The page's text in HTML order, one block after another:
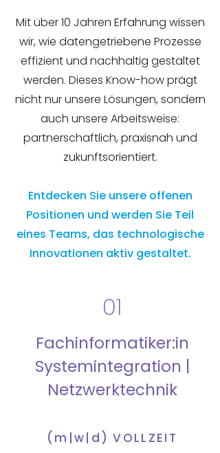
Mit über 10 Jahren Erfahrung wissen
wir, wie datengetriebene Prozesse
effizient und nachhaltig gestaltet
werden. Dieses Know-how prägt
nicht nur unsere Lösungen, sondern
auch unsere Arbeitsweise:
partnerschaftlich, praxisnah und
zukunftsorientiert.
Entdecken Sie unsere offenen
Positionen und werden Sie Teil
eines Teams, das technologische
Innovationen aktiv gestaltet.
01
Fachinformatiker:in
Systemintegration |
Netzwerktechnik
(m|w|d) VOLLZEIT